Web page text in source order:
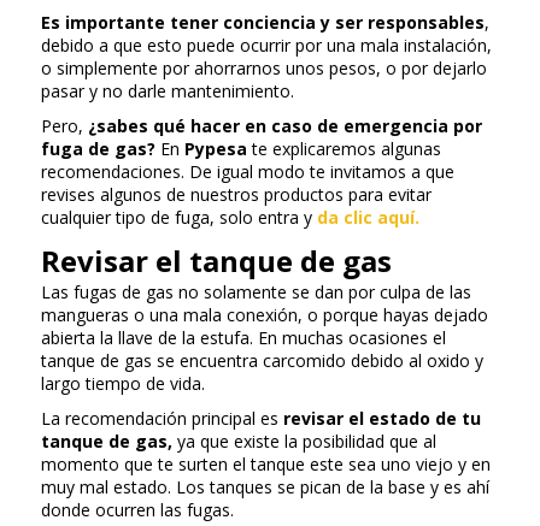
Es importante tener conciencia y ser responsables,
debido a que esto puede ocurrir por una mala instalación,
o simplemente por ahorrarnos unos pesos, o por dejarlo
pasar y no darle mantenimiento.
Pero, ¿sabes qué hacer en caso de emergencia por
fuga de gas? En Pypesa te explicaremos algunas
recomendaciones. De igual modo te invitamos a que
revises algunos de nuestros productos para evitar
cualquier tipo de fuga, solo entra y da clic aquí.
Revisar el tanque de gas
Las fugas de gas no solamente se dan por culpa de las
mangueras o una mala conexión, o porque hayas dejado
abierta la llave de la estufa. En muchas ocasiones el
tanque de gas se encuentra carcomido debido al oxido y
largo tiempo de vida.
La recomendación principal es revisar el estado de tu
tanque de gas, ya que existe la posibilidad que al
momento que te surten el tanque este sea uno viejo y en
muy mal estado. Los tanques se pican de la base y es ahí
donde ocurren las fugas.